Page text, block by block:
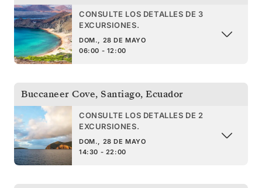
CONSULTE LOS DETALLES DE 3
EXCURSIONES.
DOM., 28 DE MAYO
06:00 - 12:00
Buccaneer Cove, Santiago, Ecuador
CONSULTE LOS DETALLES DE 2
EXCURSIONES.
DOM., 28 DE MAYO
14:30 - 22:00